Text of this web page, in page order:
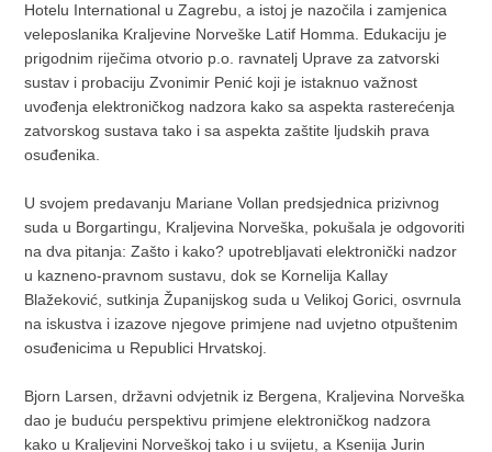
Hotelu International u Zagrebu, a istoj je nazočila i zamjenica
veleposlanika Kraljevine Norveške Latif Homma. Edukaciju je
prigodnim riječima otvorio p.o. ravnatelj Uprave za zatvorski
sustav i probaciju Zvonimir Penić koji je istaknuo važnost
uvođenja elektroničkog nadzora kako sa aspekta rasterećenja
zatvorskog sustava tako i sa aspekta zaštite ljudskih prava
osuđenika.
U svojem predavanju Mariane Vollan predsjednica prizivnog
suda u Borgartingu, Kraljevina Norveška, pokušala je odgovoriti
na dva pitanja: Zašto i kako? upotrebljavati elektronički nadzor
u kazneno-pravnom sustavu, dok se Kornelija Kallay
Blažeković, sutkinja Županijskog suda u Velikoj Gorici, osvrnula
na iskustva i izazove njegove primjene nad uvjetno otpuštenim
osuđenicima u Republici Hrvatskoj.
Bjorn Larsen, državni odvjetnik iz Bergena, Kraljevina Norveška
dao je buduću perspektivu primjene elektroničkog nadzora
kako u Kraljevini Norveškoj tako i u svijetu, a Ksenija Jurin